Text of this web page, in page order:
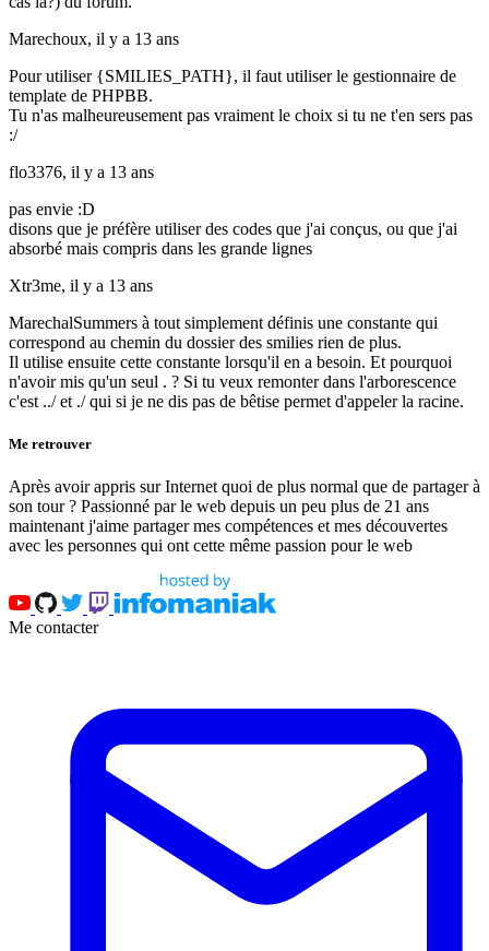
Marechoux, il y a 13 ans
Pour utiliser {SMILIES_PATH}, il faut utiliser le gestionnaire de
template de PHPBB.
Tu n'as malheureusement pas vraiment le choix si tu ne t'en sers pas
:/
flo3376, il y a 13 ans
pas envie :D
disons que je préfère utiliser des codes que j'ai conçus, ou que j'ai
absorbé mais compris dans les grande lignes
Xtr3me, il y a 13 ans
MarechalSummers à tout simplement définis une constante qui
correspond au chemin du dossier des smilies rien de plus.
Il utilise ensuite cette constante lorsqu'il en a besoin. Et pourquoi
n'avoir mis qu'un seul . ? Si tu veux remonter dans l'arborescence
c'est ../ et ./ qui si je ne dis pas de bêtise permet d'appeler la racine.
Me retrouver
Après avoir appris sur Internet quoi de plus normal que de partager à
son tour ? Passionné par le web depuis un peu plus de 21 ans
maintenant j'aime partager mes compétences et mes découvertes
avec les personnes qui ont cette même passion pour le web
Me contacter